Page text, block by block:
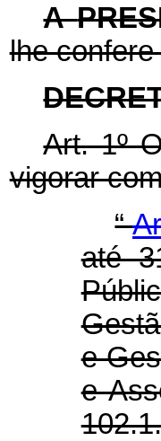
A
lhe
Art. 1º
vigorar
“
até
e
e
102.1.